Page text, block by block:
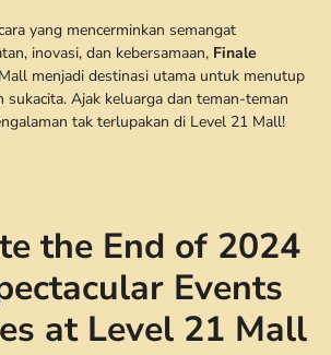
yang mencerminkan semangat
inovasi, dan kebersamaan, Finale
menjadi destinasi utama untuk menutup
sukacita. Ajak keluarga dan teman-teman
tak terlupakan di Level 21 Mall!
the End of 2024
Events
at Level 21 Mall